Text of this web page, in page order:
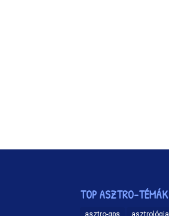
TOP ASZTRO-TÉMÁK
asztro-gps asztrológia